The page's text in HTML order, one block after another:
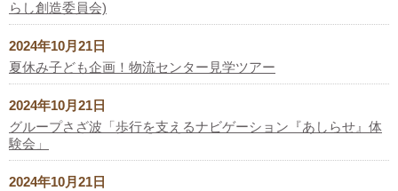
らし創造委員会)
2024年10月21日
夏休み子ども企画！物流センター見学ツアー
2024年10月21日
グループさざ波「歩行を支えるナビゲーション『あしらせ』体
験会」
2024年10月21日